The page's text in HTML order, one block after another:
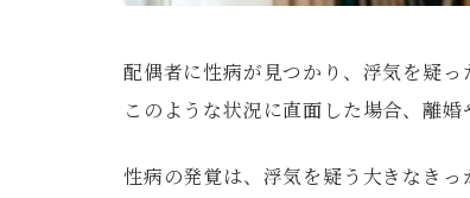
配偶者に性病が見つかり、浮気を疑っ
このような状況に直面した場合、離
性病の発覚は、浮気を疑う大きなきっ